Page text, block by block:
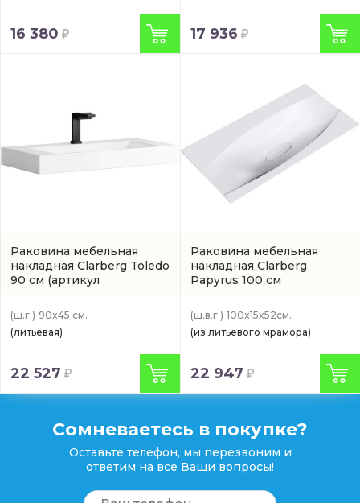
16 380 17 936
Раковина мебельная
накладная Clarberg Toledo
90 см (артикул
(ш.г.) 90x45 см.
(литьевая)
22 527
Раковина мебельная
накладная Clarberg
Papyrus 100 см
(ш.в.г.) 100x15x52см.
(из литьевого мрамора)
22 947
Сомневаетесь в покупке?
Оставьте телефон, мы перезвоним и
ответим на все Ваши вопросы!